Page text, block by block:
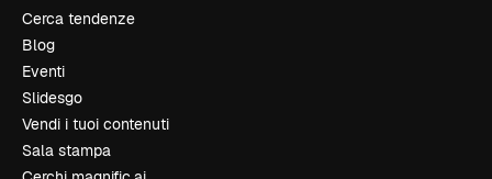
Cerca tendenze
Blog
Eventi
Slidesgo
Vendi i tuoi contenuti
Sala stampa